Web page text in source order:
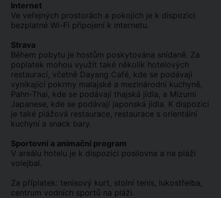
Internet
Ve veřejných prostorách a pokojích je k dispozici
bezplatné Wi-Fi připojení k internetu.
Strava
Během pobytu je hostům poskytována snídaně. Za
poplatek mohou využít také několik hotelových
restaurací, včetně Dayang Café, kde se podávají
vynikající pokrmy malajské a mezinárodní kuchyně,
Pahn-Thai, kde se podávají thajská jídla, a Mizumi
Japanese, kde se podávají japonská jídla. K dispozici
je také plážová restaurace, restaurace s orientální
kuchyní a snack bary.
Sportovní a animační program
V areálu hotelu je k dispozici posilovna a na pláži
volejbal.
Za příplatek: tenisový kurt, stolní tenis, lukostřelba,
centrum vodních sportů na pláži.